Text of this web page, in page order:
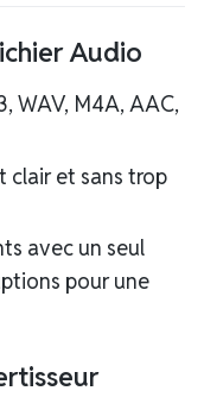
Audio
WAV, M4A, AAC,
clair et sans trop
avec un seul
pour une